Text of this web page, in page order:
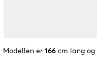
Modellen er 166 cm lang og